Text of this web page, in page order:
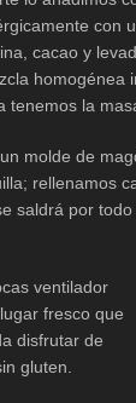
con
cacao y
homogénea
tenemos la
molde de
rellenamos
saldrá por
ventilador
fresco que
disfrutar de
gluten.